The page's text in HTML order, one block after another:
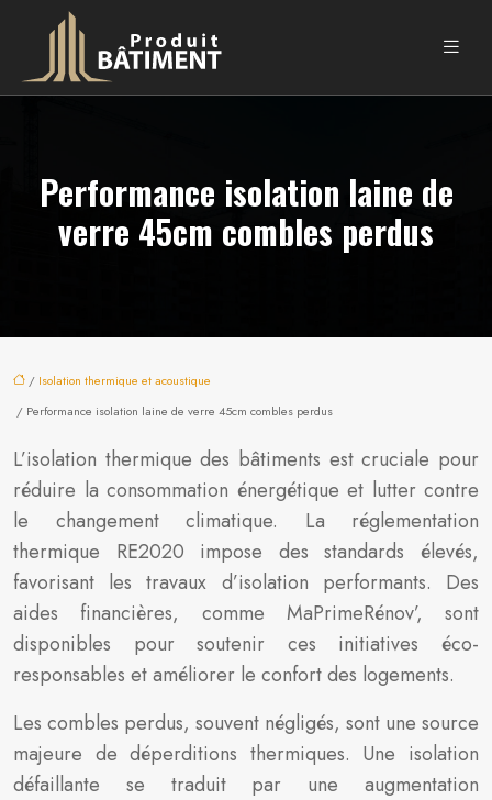
Performance isolation laine de
verre 45cm combles perdus
/ Isolation thermique et acoustique
/ Performance isolation laine de verre 45cm combles perdus
L’isolation thermique des bâtiments est cruciale pour
réduire la consommation énergétique et lutter contre
le changement climatique. La réglementation
thermique RE2020 impose des standards élevés,
favorisant les travaux d’isolation performants. Des
aides financières, comme MaPrimeRénov’, sont
disponibles pour soutenir ces initiatives éco-
responsables et améliorer le confort des logements.
Les combles perdus, souvent négligés, sont une source
majeure de déperditions thermiques. Une isolation
défaillante se traduit par une augmentation